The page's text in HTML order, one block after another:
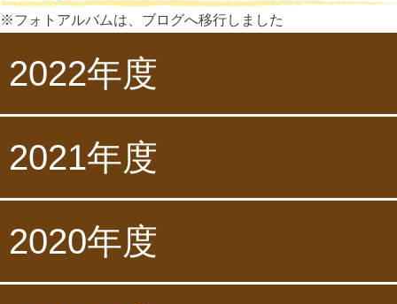
※フォトアルバムは、ブログへ移行しました
2022年度
2021年度
2020年度